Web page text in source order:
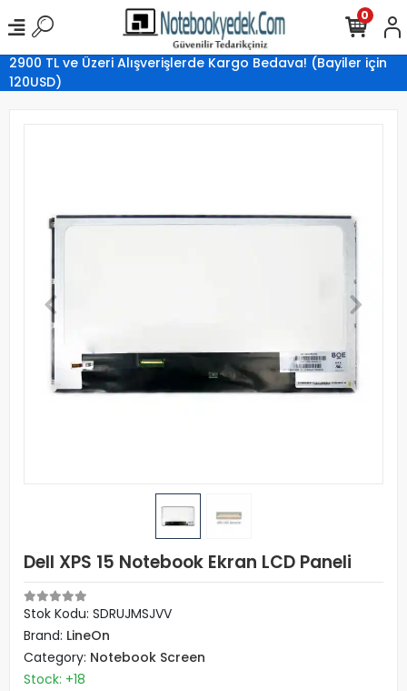
2900 TL ve Üzeri Alışverişlerde Kargo Bedava! (Bayiler için
120USD)
0
Dell XPS 15 Notebook Ekran LCD Paneli
Stok Kodu: SDRUJMSJVV
Brand: LineOn
Category: Notebook Screen
Stock: +18